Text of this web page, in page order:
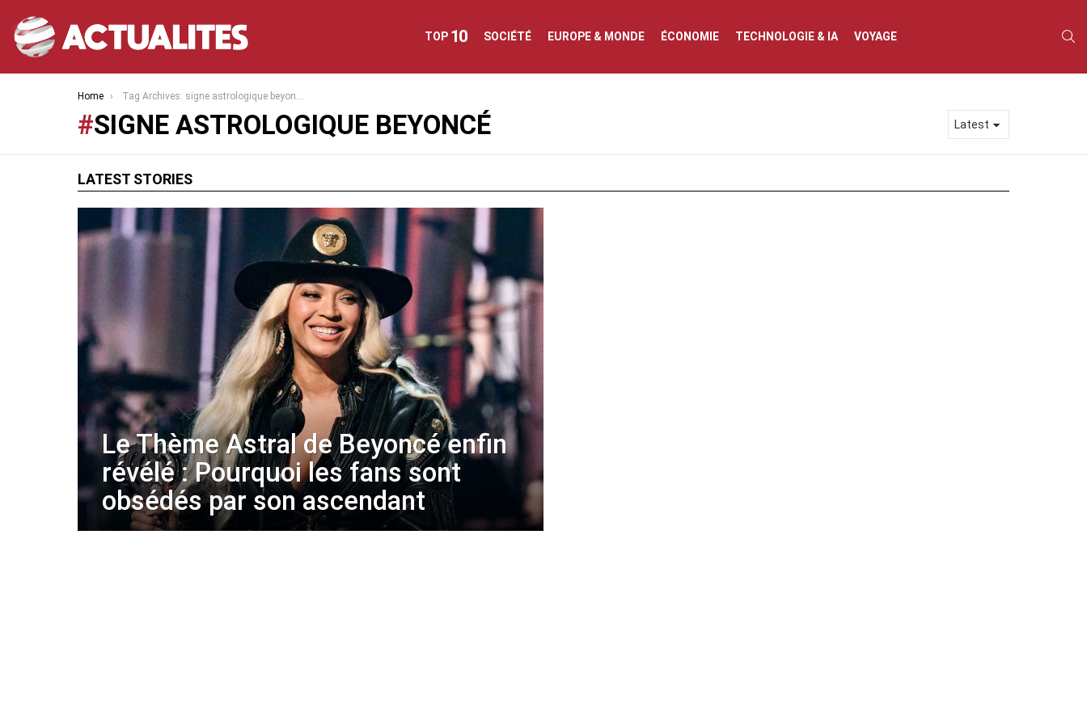
TOP 10 SOCIÉTÉ EUROPE & MONDE ÉCONOMIE TECHNOLOGIE & IA VOYAGE
You are here:
Home Tag Archives: signe astrologique beyoncé
SIGNE ASTROLOGIQUE BEYONCÉ
LATEST STORIES
Le Thème Astral de Beyoncé enfin
révélé : Pourquoi les fans sont
obsédés par son ascendant